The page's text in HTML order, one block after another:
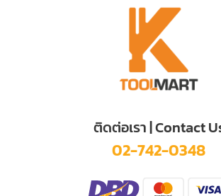
ติดต่อเรา | Contact
02-742-0348